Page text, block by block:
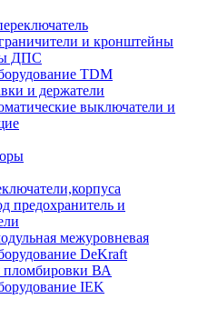
и кронштейны
ДПС
TDM
и держатели
выключатели и
предохранитель и
межуровневая
DeKraft
пломбировки ВА
IEK